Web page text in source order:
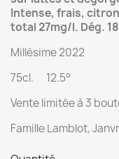
Intense, frais,
total 27mg/l. Dég.
Millésime 2022
75cl. 12.5°
Vente limitée à 3
Famille Lamblot,